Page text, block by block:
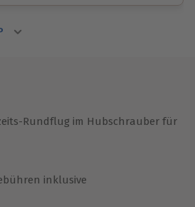
Rundflug im Hubschrauber für
inklusive